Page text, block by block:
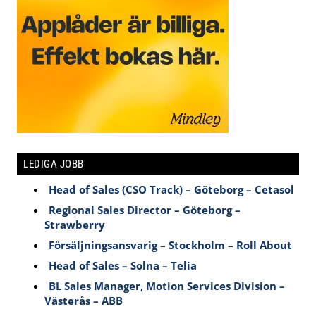
LEDIGA JOBB
Head of Sales (CSO Track) – Göteborg – Cetasol
Regional Sales Director – Göteborg –
Strawberry
Försäljningsansvarig – Stockholm – Roll About
Head of Sales – Solna – Telia
BL Sales Manager, Motion Services Division –
Västerås – ABB